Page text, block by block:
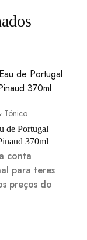
Tónico
de Portugal
370ml
conta
para teres
preços do